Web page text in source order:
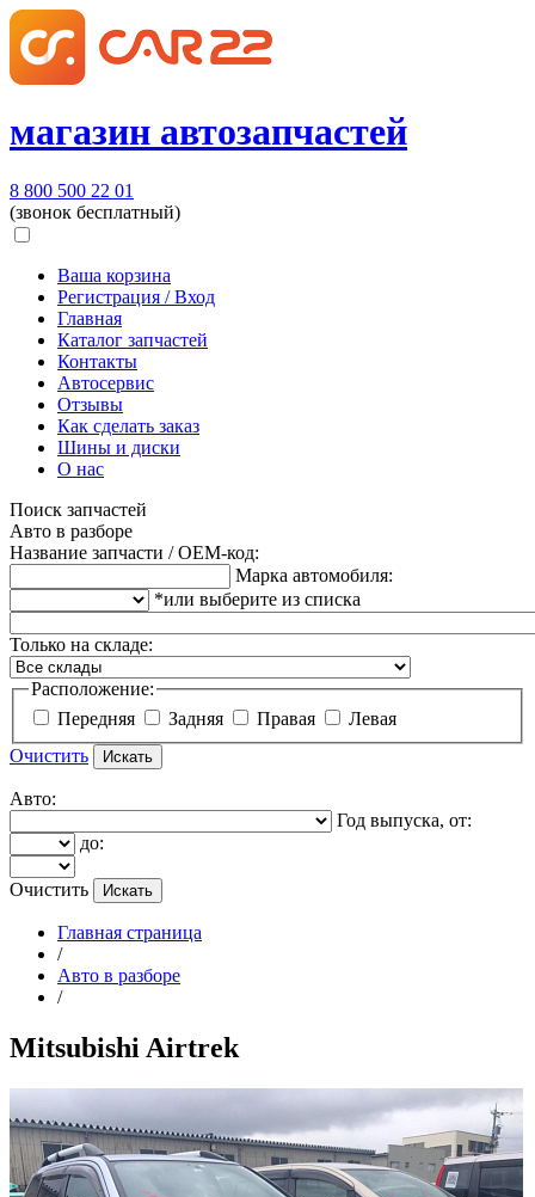
магазин автозапчастей
8 800 500 22 01
(звонок бесплатный)
Ваша корзина
Регистрация / Вход
Главная
Каталог запчастей
Контакты
Автосервис
Отзывы
Как сделать заказ
Шины и диски
О нас
Поиск запчастей
Авто в разборе
Название запчасти / OEM-код:
Марка автомобиля:
*или выберите из списка
Только на складе:
Расположение:
Передняя
Задняя Правая
Левая
Очистить
Авто:
Год выпуска, от:
до:
Очистить
Главная страница
/
Авто в разборе
/
Mitsubishi Airtrek